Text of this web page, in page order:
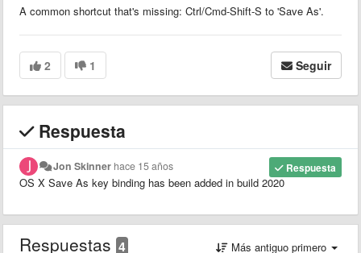
A common shortcut that's missing: Ctrl/Cmd-Shift-S to 'Save As'.
2 1 Seguir
Respuesta
Respuesta
Jon Skinner hace 15 años
OS X Save As key binding has been added in build 2020
Respuestas 4 Más antiguo primero